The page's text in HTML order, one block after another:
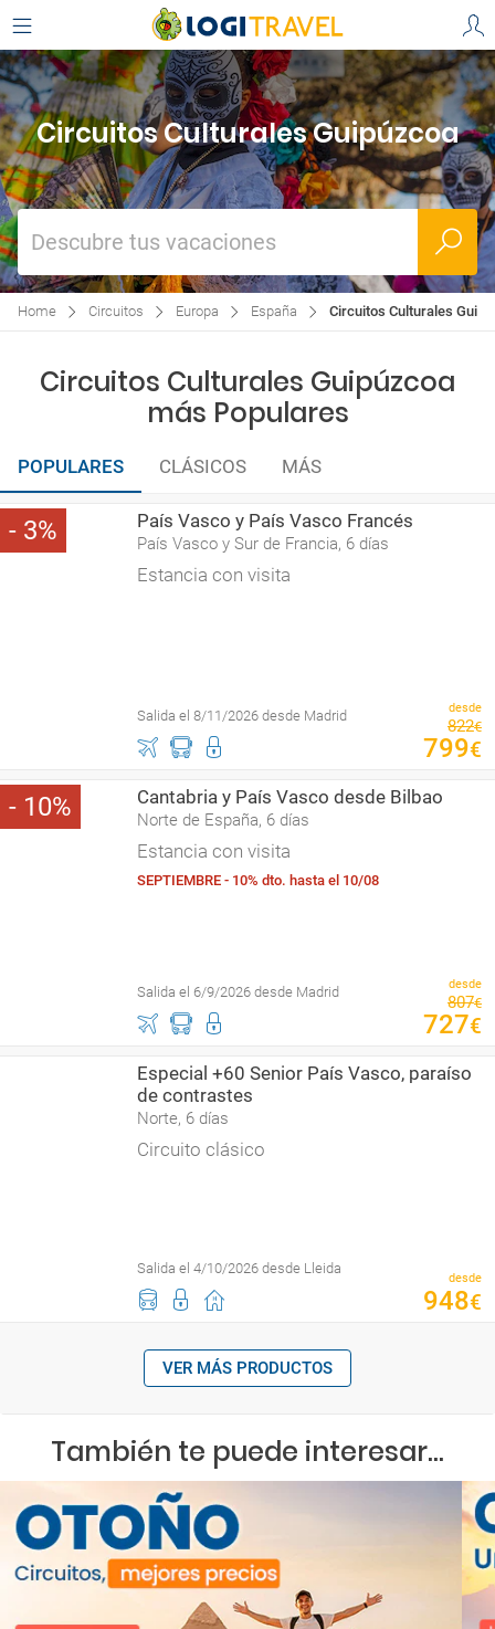
Circuitos Culturales Guipúzcoa
Descubre tus vacaciones
Home Circuitos Europa España Circuitos Culturales
Circuitos Culturales Guipúzcoa
más Populares
POPULARES CLÁSICOS MÁS
3 País Vasco y País Vasco Francés
País Vasco y Sur de Francia, 6 días
Estancia con visita
Salida el 8/11/2026 desde Madrid desde
822€
799€
10 Cantabria y País Vasco desde Bilbao
Norte de España, 6 días
Estancia con visita
SEPTIEMBRE - 10% dto. hasta el 10/08
Salida el 6/9/2026 desde Madrid desde
807€
727€
Especial +60 Senior País Vasco, paraíso
de contrastes
Norte, 6 días
Circuito clásico
Salida el 4/10/2026 desde Lleida
desde
948€
VER MÁS PRODUCTOS
También te puede interesar...